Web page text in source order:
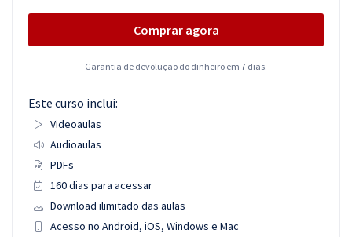
Comprar agora
Garantia de devolução do dinheiro em 7 dias.
Este curso inclui:
Videoaulas
Audioaulas
PDFs
160 dias para acessar
Download ilimitado das aulas
Acesso no Android, iOS, Windows e Mac